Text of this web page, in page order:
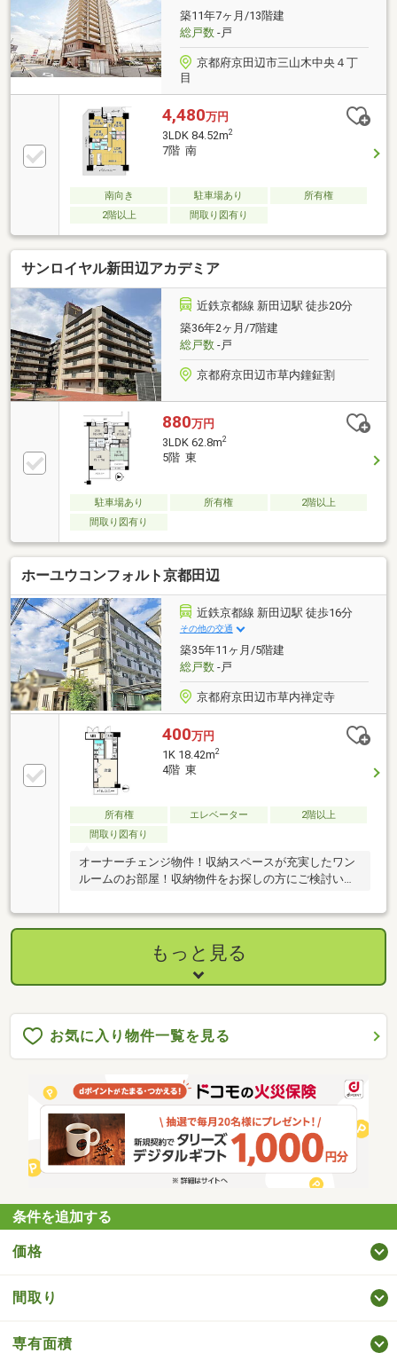
日の見学やご予約受付中！物件詳細はGI不動産まで♪公
式LINEやお電話でご連絡いただけます♪
築11年7ヶ月/13階建
総戸数-戸
京都府京田辺市三山木中央４丁
目
4,480万円
3LDK 84.52m2
7階 南
南向き 駐車場あり
所有権
2階以上
間取り図有り
サンロイヤル新田辺アカデミア
近鉄京都線 新田辺駅 徒歩20分
築36年2ヶ月/7階建
総戸数-戸
京都府京田辺市草内鐘鉦割
880万円
3LDK 62.8m2
5階 東
駐車場あり 所有権
2階以上
間取り図有り
ホーユウコンフォルト京都田辺
近鉄京都線 新田辺駅 徒歩16分
その他の交通
築35年11ヶ月/5階建
総戸数-戸
京都府京田辺市草内禅定寺
400万円
1K 18.42m2
4階 東
所有権 エレベーター
2階以上
間取り図有り
オーナーチェンジ物件！収納スペースが充実したワン
ルームのお部屋！収納物件をお探しの方にご検討いた
もっと見る
お気に入り物件一覧を見る
条件を追加する
価格
間取り
専有面積